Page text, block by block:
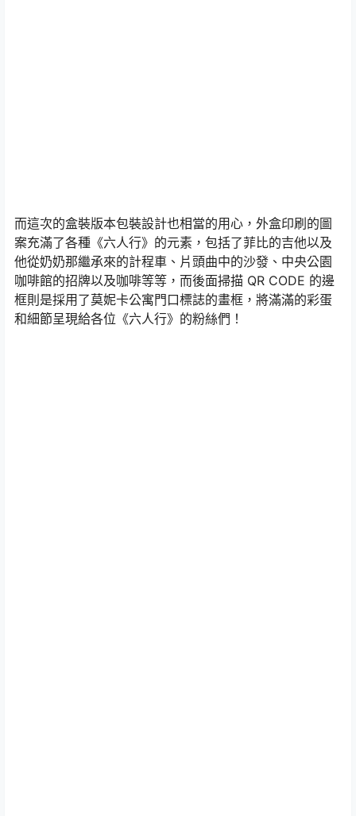
而這次的盒裝版本包裝設計也相當的用心，外盒印刷的圖
案充滿了各種《六人行》的元素，包括了菲比的吉他以及
他從奶奶那繼承來的計程車、片頭曲中的沙發、中央公園
咖啡館的招牌以及咖啡等等，而後面掃描 QR CODE 的邊
框則是採用了莫妮卡公寓門口標誌的畫框，將滿滿的彩蛋
和細節呈現給各位《六人行》的粉絲們！